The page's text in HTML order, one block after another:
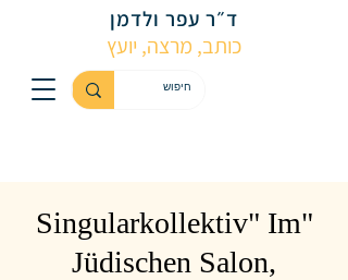
ד״ר עפר ולדמן
כותב, מרצה, יועץ
"Singularkollektiv" Im
Jüdischen Salon,